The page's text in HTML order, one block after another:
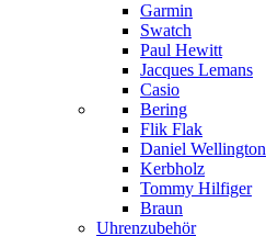
Garmin
Swatch
Paul Hewitt
Jacques Lemans
Casio
Bering
Flik Flak
Daniel Wellington
Kerbholz
Tommy Hilfiger
Braun
Uhrenzubehör